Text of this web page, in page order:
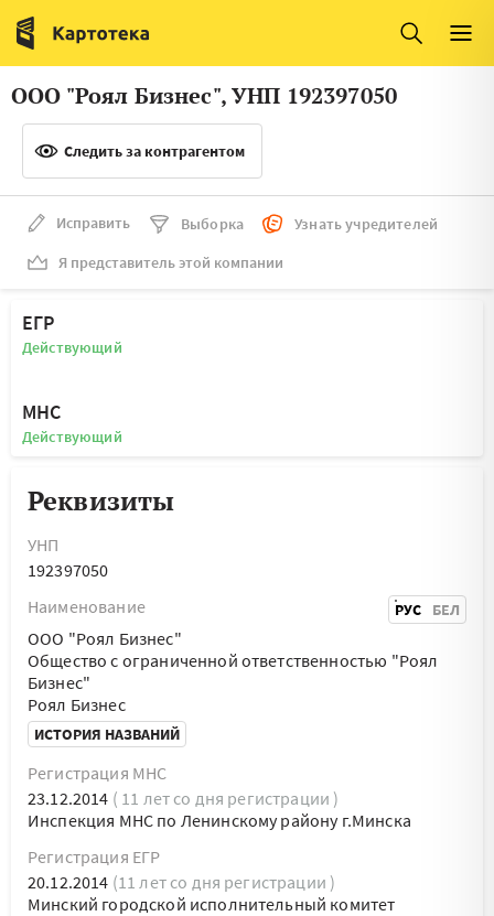
Италия
Люксембург
Литва
Нидерланды
ООО "Роял Бизнес", УНП 192397050
Следить за контрагентом
Исправить Выборка
Узнать учредителей
Я представитель этой компании
ЕГР
Действующий
МНС
Действующий
Реквизиты
УНП
192397050
Наименование
РУС БЕЛ
ООО "Роял Бизнес"
Общество с ограниченной ответственностью "Роял
Бизнес"
Роял Бизнес
ИСТОРИЯ НАЗВАНИЙ
Регистрация МНС
23.12.2014 ( 11 лет со дня регистрации )
Инспекция МНС по Ленинскому району г.Минска
Регистрация ЕГР
20.12.2014 (11 лет со дня регистрации )
Минский городской исполнительный комитет